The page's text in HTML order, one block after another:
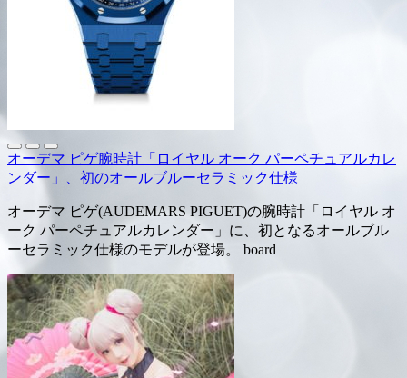
オーデマ ピゲ腕時計「ロイヤル オーク パーペチュアルカレ
ンダー」、初のオールブルーセラミック仕様
オーデマ ピゲ(AUDEMARS PIGUET)の腕時計「ロイヤル オ
ーク パーペチュアルカレンダー」に、初となるオールブル
ーセラミック仕様のモデルが登場。 board